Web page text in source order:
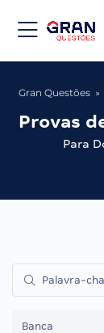
Gran Questões
Provas
Para
Banca